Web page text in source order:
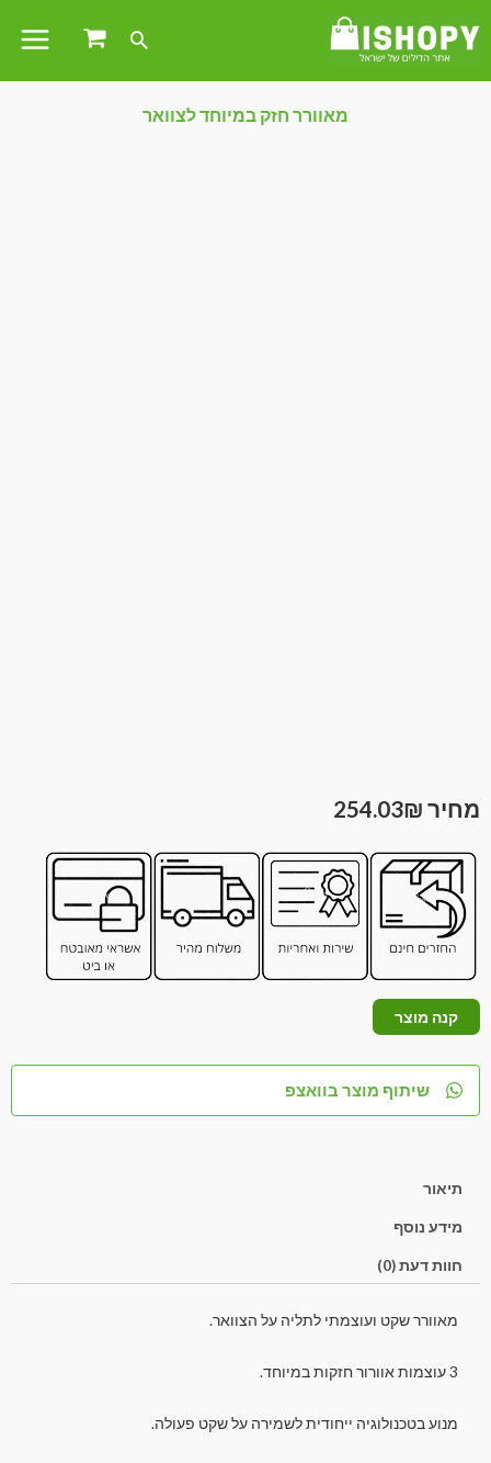
מאוורר חזק במיוחד לצוואר
254.03₪
קנה מוצר
שיתוף מוצר בוואצפ
תיאור
מידע נוסף
חוות דעת (0)
מאוורר שקט ועוצמתי לתליה על הצוואר.
3 עוצמות אוורור חזקות במיוחד.
מנוע בטכנולוגיה ייחודית לשמירה על שקט פעולה.